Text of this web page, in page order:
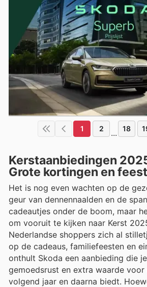
1 2 ... 18
Kerstaanbiedingen
Grote kortingen en
Het is nog even wachten op de
geur van dennennaalden en de
cadeautjes onder de boom, maar
om vooruit te kijken naar Kerst
Nederlandse shoppers zich al
op de cadeaus, familiefeesten en
onthult Skoda een aanbieding die
gemoedsrust en extra waarde
volgend jaar en daarna biedt.